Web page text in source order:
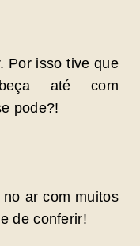
Por isso tive que
até com
pode?!
ar com muitos
de conferir!